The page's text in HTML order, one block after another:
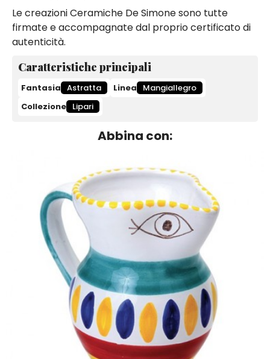
Le creazioni Ceramiche De Simone sono tutte
firmate e accompagnate dal proprio certificato di
autenticità.
Caratteristiche principali
Fantasia Astratta Linea
Mangiallegro
Collezione Lipari
Abbina con: